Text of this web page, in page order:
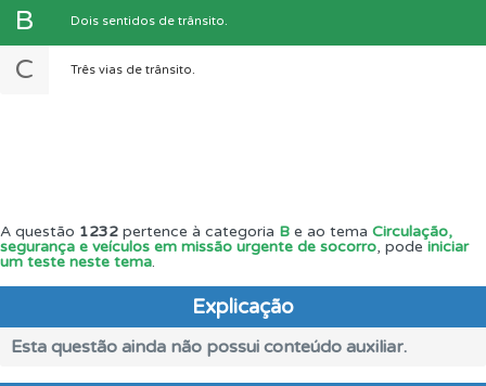
B Dois sentidos de trânsito.
C Três vias de trânsito.
A questão 1232 pertence à categoria B e ao tema Circulação,
segurança e veículos em missão urgente de socorro, pode iniciar
um teste neste tema.
Explicação
Esta questão ainda não possui conteúdo auxiliar.